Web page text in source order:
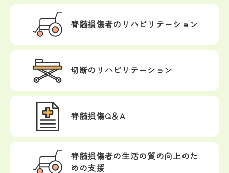
脊髄損傷者の リハビリテーション
切断の リハビリテーション
脊髄損傷Q＆A
脊髄損傷者の生活の質の向上のた
めの支援